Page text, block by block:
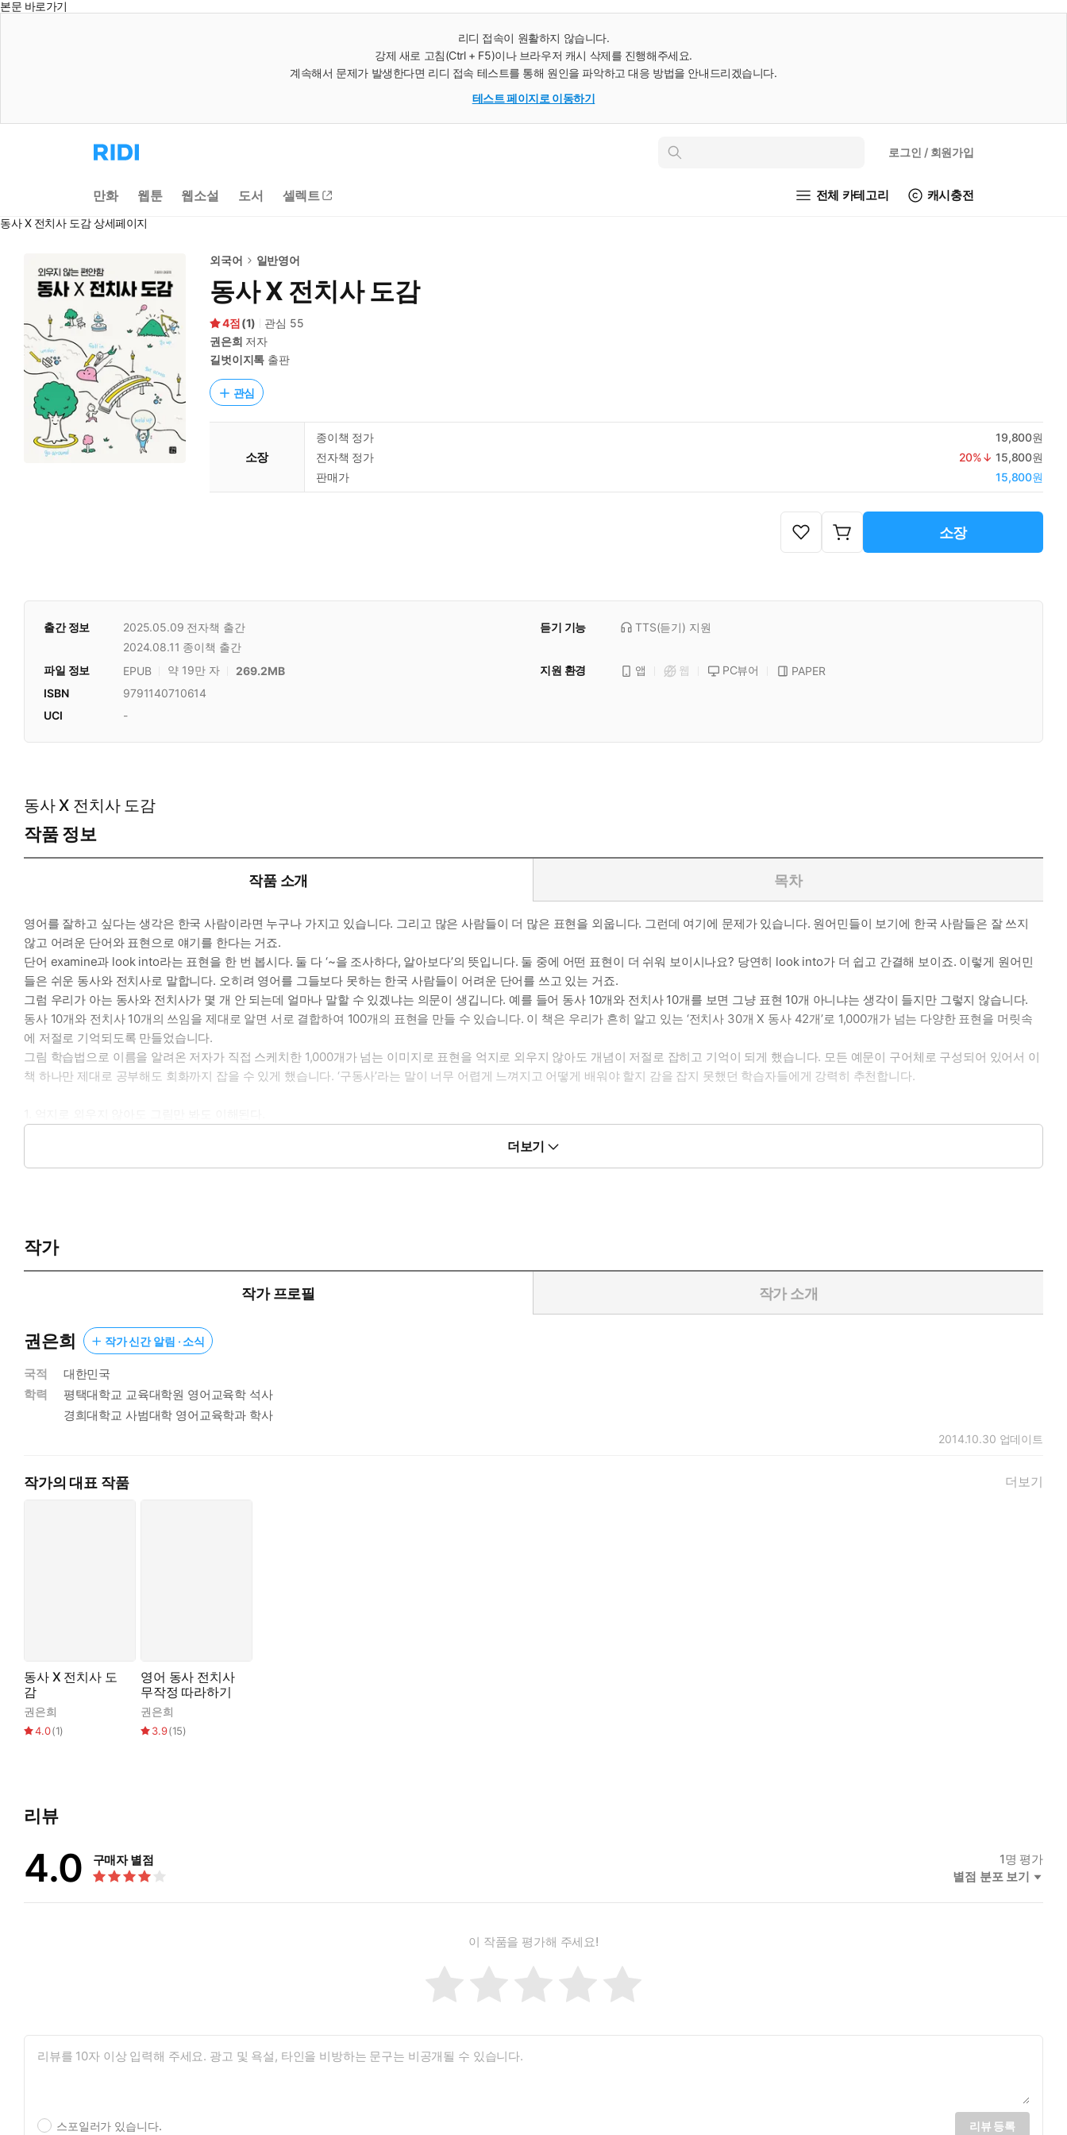
본문 바로가기
리디 접속이 원활하지 않습니다.
강제 새로 고침(Ctrl + F5)이나 브라우저 캐시 삭제를 진행해주세요.
계속해서 문제가 발생한다면 리디 접속 테스트를 통해 원인을 파악하고 대응 방법을 안내드리겠습니다.
테스트 페이지로 이동하기
리
디
으
로
동
인
로그인 / 회원가입
만화 웹툰 웹소설 도서 셀렉트 전체 카테고리 캐시충전
동사 X 전치사 도감 상세페이지
외국어 일반영어
동사 X 전치사 도감
4 (1) 관심 55
권은희 저자
길벗이지톡 출판
관심
소장
종이책 정가
19,800원
전자책 정가
20%↓ 15,800원
판매가
15,800원
소장
출간 정보 2025.05.09 전자책 출간
2024.08.11 종이책 출간
듣기 기능 TTS(듣기) 지원
파일 정보 EPUB 약 19만 자 269.2MB 지원 환경 앱 웹 PC뷰어
PAPER
ISBN
9791140710614
UCI
-
동사 X 전치사 도감
작품 정보
작품 소개 목차
영어를 잘하고 싶다는 생각은 한국 사람이라면 누구나 가지고 있습니다. 그리고 많은 사람들이 더 많은 표현을 외웁니다. 그런데 여기에 문제가 있습니다. 원어민들이 보기에 한국 사람들은 잘 쓰지
않고 어려운 단어와 표현으로 얘기를 한다는 거죠.
단어 examine과 look into라는 표현을 한 번 봅시다. 둘 다 ‘~을 조사하다, 알아보다’의 뜻입니다. 둘 중에 어떤 표현이 더 쉬워 보이시나요? 당연히 look into가 더 쉽고 간결해 보이죠. 이렇게 원어민
들은 쉬운 동사와 전치사로 말합니다. 오히려 영어를 그들보다 못하는 한국 사람들이 어려운 단어를 쓰고 있는 거죠.
그럼 우리가 아는 동사와 전치사가 몇 개 안 되는데 얼마나 말할 수 있겠냐는 의문이 생깁니다. 예를 들어 동사 10개와 전치사 10개를 보면 그냥 표현 10개 아니냐는 생각이 들지만 그렇지 않습니다.
동사 10개와 전치사 10개의 쓰임을 제대로 알면 서로 결합하여 100개의 표현을 만들 수 있습니다. 이 책은 우리가 흔히 알고 있는 ‘전치사 30개 X 동사 42개’로 1,000개가 넘는 다양한 표현을 머릿속
에 저절로 기억되도록 만들었습니다.
그림 학습법으로 이름을 알려온 저자가 직접 스케치한 1,000개가 넘는 이미지로 표현을 억지로 외우지 않아도 개념이 저절로 잡히고 기억이 되게 했습니다. 모든 예문이 구어체로 구성되어 있어서 이
책 하나만 제대로 공부해도 회화까지 잡을 수 있게 했습니다. ‘구동사’라는 말이 너무 어렵게 느껴지고 어떻게 배워야 할지 감을 잡지 못했던 학습자들에게 강력히 추천합니다.
2. ‘전치사 30개 X 동사 42개’로 1,000개 이상의 표현을 쓸 수 있다.
더보기
작가
작가 프로필 작가 소개
권은희 작가 신간 알림 · 소식
국적
대한민국
학력
평택대학교 교육대학원 영어교육학 석사
경희대학교 사범대학 영어교육학과 학사
2014.10.30 업데이트
작가의 대표 작품 더보기
동사 X 전치사 도
감
권은희
4.0(1)
영어 동사 전치사
무작정 따라하기
권은희
3.9(15)
리뷰
4.0 구매자 별점 1명 평가
별점 분포 보기
이 작품을 평가해 주세요!
스포일러가 있습니다. 리뷰 등록